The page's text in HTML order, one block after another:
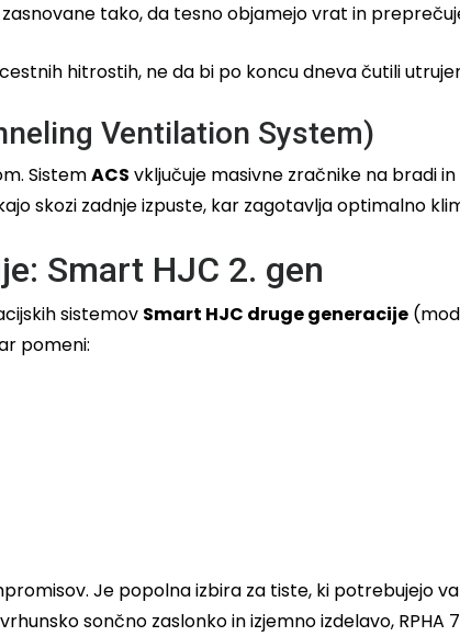
tako, da tesno objamejo vrat in
hitrostih, ne da bi po koncu dneva čutili
Ventilation System)
SistemACS vključuje masivne zračnike na bradi
skozi zadnje izpuste, kar zagotavlja optimalno
Smart HJC 2. gen
sistemov Smart HJC druge generacije
pomeni:
Je popolna izbira za tiste, ki potrebujejo
sončno zaslonko in izjemno izdelavo, RPHA